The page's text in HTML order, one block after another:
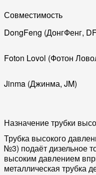
Совместимость
DongFeng (ДонгФенг,
Foton Lovol (Фотон
Jinma (Джинма, JM)
Назначение трубки
Трубка высокого
№3) подаёт дизельное
высоким давлением
металлическая трубка